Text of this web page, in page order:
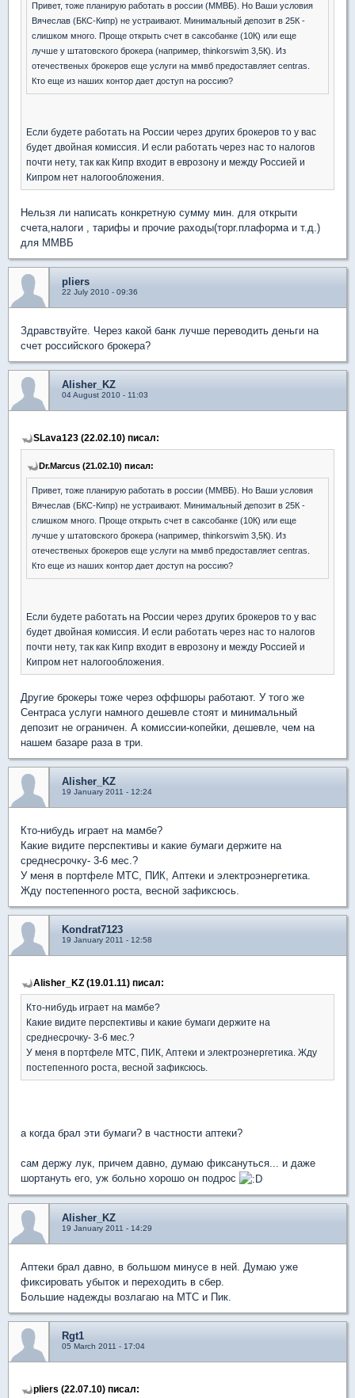
Привет, тоже планирую работать в россии (ММВБ). Но Ваши условия
Вячеслав (БКС-Кипр) не устраивают. Минимальный депозит в 25К -
слишком много. Проще открыть счет в саксобанке (10К) или еще
лучше у штатовского брокера (например, thinkorswim 3,5К). Из
отечественых брокеров еще услуги на ммвб предоставляет centras.
Кто еще из наших контор дает доступ на россию?
Если будете работать на России через других брокеров то у вас
будет двойная комиссия. И если работать через нас то налогов
почти нету, так как Кипр входит в еврозону и между Россией и
Кипром нет налогообложения.
Нельзя ли написать конкретную сумму мин. для открыти
счета,налоги , тарифы и прочие раходы(торг.плаформа и т.д.)
для ММВБ
pliers
22 July 2010 - 09:36
Здравствуйте. Через какой банк лучше переводить деньги на
счет российского брокера?
Alisher_KZ
04 August 2010 - 11:03
SLava123 (22.02.10) писал:
Dr.Marcus (21.02.10) писал:
Привет, тоже планирую работать в россии (ММВБ). Но Ваши условия
Вячеслав (БКС-Кипр) не устраивают. Минимальный депозит в 25К -
слишком много. Проще открыть счет в саксобанке (10К) или еще
лучше у штатовского брокера (например, thinkorswim 3,5К). Из
отечественых брокеров еще услуги на ммвб предоставляет centras.
Кто еще из наших контор дает доступ на россию?
Если будете работать на России через других брокеров то у вас
будет двойная комиссия. И если работать через нас то налогов
почти нету, так как Кипр входит в еврозону и между Россией и
Кипром нет налогообложения.
Другие брокеры тоже через оффшоры работают. У того же
Сентраса услуги намного дешевле стоят и минимальный
депозит не ограничен. А комиссии-копейки, дешевле, чем на
нашем базаре раза в три.
Alisher_KZ
19 January 2011 - 12:24
Кто-нибудь играет на мамбе?
Какие видите перспективы и какие бумаги держите на
среднесрочку- 3-6 мес.?
У меня в портфеле МТС, ПИК, Аптеки и электроэнергетика.
Жду постепенного роста, весной зафиксюсь.
Kondrat7123
19 January 2011 - 12:58
Alisher_KZ (19.01.11) писал:
Кто-нибудь играет на мамбе?
Какие видите перспективы и какие бумаги держите на
среднесрочку- 3-6 мес.?
У меня в портфеле МТС, ПИК, Аптеки и электроэнергетика. Жду
постепенного роста, весной зафиксюсь.
а когда брал эти бумаги? в частности аптеки?
сам держу лук, причем давно, думаю фиксануться... и даже
шортануть его, уж больно хорошо он подрос
Alisher_KZ
19 January 2011 - 14:29
Аптеки брал давно, в большом минусе в ней. Думаю уже
фиксировать убыток и переходить в сбер.
Большие надежды возлагаю на МТС и Пик.
Rgt1
05 March 2011 - 17:04
pliers (22.07.10) писал: